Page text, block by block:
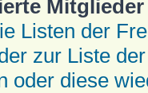
Mitglieder
Listen der
zur Liste
oder diese